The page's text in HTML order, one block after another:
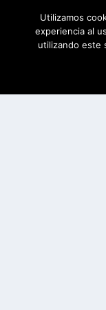
Utilizamos
experiencia al
utilizando este